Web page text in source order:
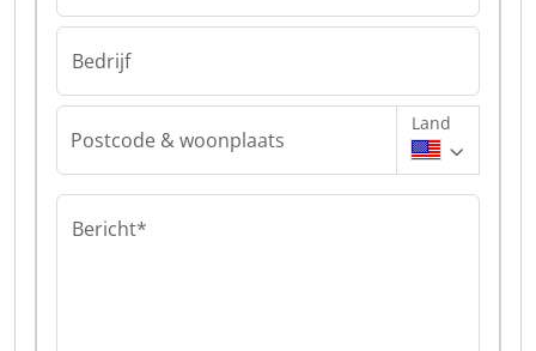
Bedrijf
Postcode & woonplaats
Land
Bericht*